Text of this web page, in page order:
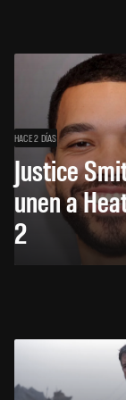
HACE 2 DÍAS
Justice
unen a
2